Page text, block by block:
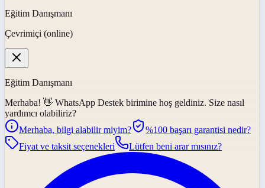
Eğitim Danışmanı
Çevrimiçi (online)
Eğitim Danışmanı
Merhaba! 👋 WhatsApp Destek birimine hoş geldiniz. Size nasıl
yardımcı olabiliriz?
Merhaba, bilgi alabilir miyim?
%100 başarı garantisi nedir?
Fiyat ve taksit seçenekleri
Lütfen beni arar mısınız?